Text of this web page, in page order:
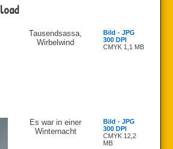
Tausendsassa,
Wirbelwind
Bild - JPG
300 DPI
CMYK 1,1 MB
Es war in einer
Winternacht
Bild - JPG
300 DPI
CMYK 12,2
MB